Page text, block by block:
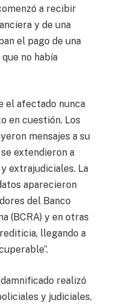
a recibir
y de una
el pago de una
no había
el afectado nunca
en cuestión. Los
mensajes a su
extendieron a
extrajudiciales. La
aparecieron
del Banco
(BCRA) y en otras
llegando a
realizó
y judiciales,